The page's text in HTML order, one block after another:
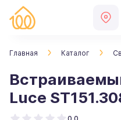
Главная Каталог
Luce
0.0